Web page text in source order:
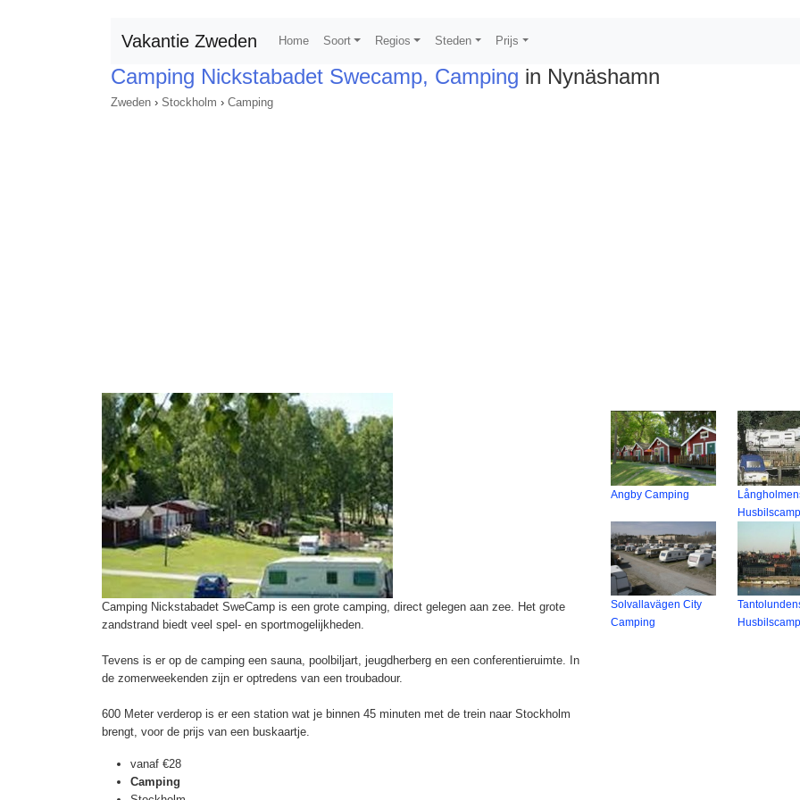
Vakantie Zweden Home Soort Regios Steden Prijs
Camping Nickstabadet Swecamp, Camping in Nynäshamn
Zweden › Stockholm › Camping
Camping Nickstabadet SweCamp is een grote camping, direct gelegen aan zee. Het grote
zandstrand biedt veel spel- en sportmogelijkheden.
Tevens is er op de camping een sauna, poolbiljart, jeugdherberg en een conferentieruimte. In
de zomerweekenden zijn er optredens van een troubadour.
600 Meter verderop is er een station wat je binnen 45 minuten met de trein naar Stockholm
brengt, voor de prijs van een buskaartje.
vanaf €28
Camping
Angby Camping
Solvallavägen City
Camping